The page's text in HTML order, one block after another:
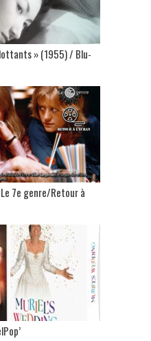
» (1955) / Blu-
7e genre/Retour à